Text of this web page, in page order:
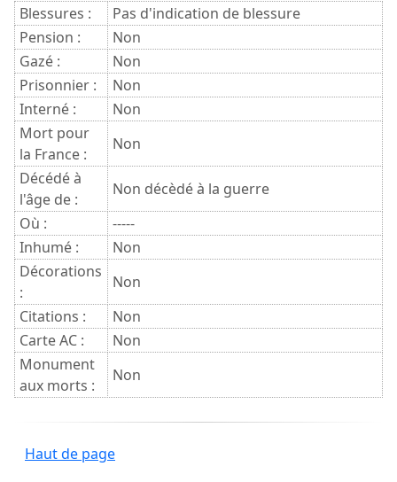
Blessures :
Pas d'indication de blessure
Pension :
Non
Gazé :
Non
Prisonnier :
Non
Interné :
Non
Mort pour
la France :
Non
Décédé à
l'âge de :
Non décèdé à la guerre
Où :
-----
Inhumé :
Non
Décorations
:
Non
Citations :
Non
Carte AC :
Non
Monument
aux morts :
Non
Haut de page